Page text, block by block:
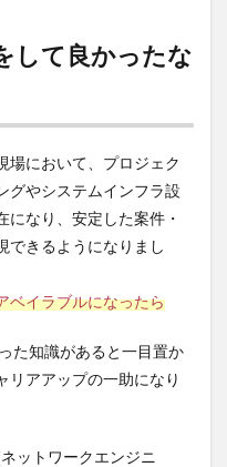
して良かったな
場において、プロジェク
グやシステムインフラ設
になり、安定した案件・
できるようになりまし
ベイラブルになったら
た知識があると一目置か
リアアップの一助になり
ットワークエンジニ